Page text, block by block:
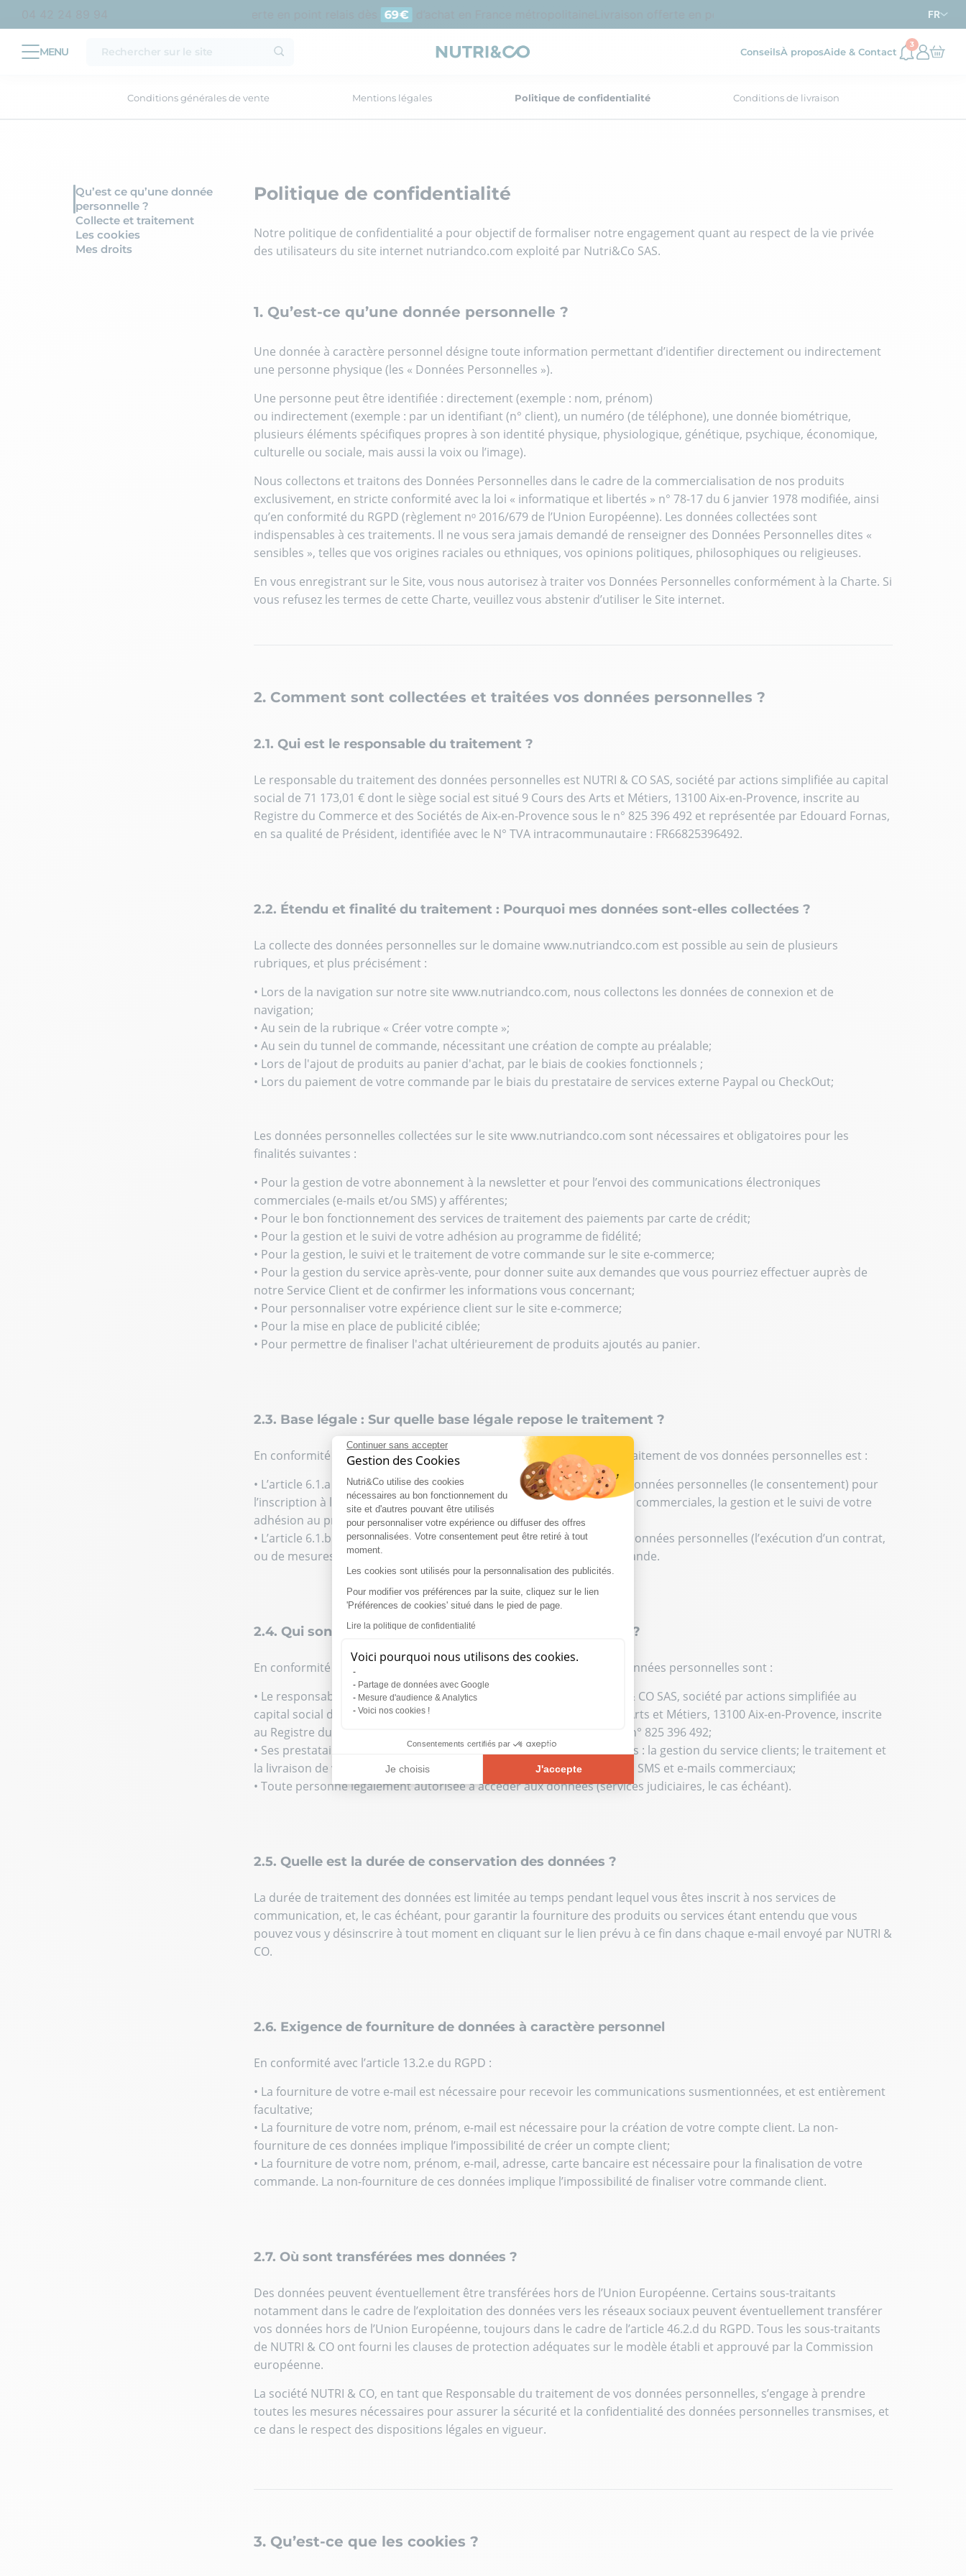
Continuer sans accepter
Gestion des Cookies
Nutri&Co utilise des cookies
nécessaires au bon fonctionnement du
site et d'autres pouvant être utilisés
pour personnaliser votre expérience ou diffuser des offres
personnalisées. Votre consentement peut être retiré à tout
moment.
Les cookies sont utilisés pour la personnalisation des publicités.
Pour modifier vos préférences par la suite, cliquez sur le lien
'Préférences de cookies' situé dans le pied de page.
Lire la politique de confidentialité
Voici pourquoi nous utilisons des cookies.
Partage de données avec Google
Mesure d'audience & Analytics
Voici nos cookies !
Consentements certifiés par
Je choisis J'accepte
Axeptio consent
Plateforme de Gestion du Consentement : Personnalisez vos Options
69€ d’achat en France métropolitaine d’achat en France FR
ConseilsÀ proposAide & Contact
3
Conditions générales de vente Mentions légales Politique de confidentialité Conditions de livraison
Qu’est ce qu’une donnée
personnelle ?
Collecte et traitement
Les cookies
Mes droits
Politique de confidentialité
Notre politique de confidentialité a pour objectif de formaliser notre engagement quant au respect de la vie privée
des utilisateurs du site internet nutriandco.com exploité par Nutri&Co SAS.
1. Qu’est-ce qu’une donnée personnelle ?
Une donnée à caractère personnel désigne toute information permettant d’identifier directement ou indirectement
une personne physique (les « Données Personnelles »).
Une personne peut être identifiée : directement (exemple : nom, prénom)
ou indirectement (exemple : par un identifiant (n° client), un numéro (de téléphone), une donnée biométrique,
plusieurs éléments spécifiques propres à son identité physique, physiologique, génétique, psychique, économique,
culturelle ou sociale, mais aussi la voix ou l’image).
Nous collectons et traitons des Données Personnelles dans le cadre de la commercialisation de nos produits
exclusivement, en stricte conformité avec la loi « informatique et libertés » n° 78-17 du 6 janvier 1978 modifiée, ainsi
qu’en conformité du RGPD (règlement nᵒ 2016/679 de l’Union Européenne). Les données collectées sont
indispensables à ces traitements. Il ne vous sera jamais demandé de renseigner des Données Personnelles dites «
sensibles », telles que vos origines raciales ou ethniques, vos opinions politiques, philosophiques ou religieuses.
En vous enregistrant sur le Site, vous nous autorisez à traiter vos Données Personnelles conformément à la Charte. Si
vous refusez les termes de cette Charte, veuillez vous abstenir d’utiliser le Site internet.
2. Comment sont collectées et traitées vos données personnelles ?
2.1. Qui est le responsable du traitement ?
Le responsable du traitement des données personnelles est NUTRI & CO SAS, société par actions simplifiée au capital
social de 71 173,01 € dont le siège social est situé 9 Cours des Arts et Métiers, 13100 Aix-en-Provence, inscrite au
Registre du Commerce et des Sociétés de Aix-en-Provence sous le n° 825 396 492 et représentée par Edouard Fornas,
en sa qualité de Président, identifiée avec le N° TVA intracommunautaire : FR66825396492.
2.2. Étendu et finalité du traitement : Pourquoi mes données sont-elles collectées ?
La collecte des données personnelles sur le domaine www.nutriandco.com est possible au sein de plusieurs
rubriques, et plus précisément :
• Lors de la navigation sur notre site www.nutriandco.com, nous collectons les données de connexion et de
navigation;
• Au sein de la rubrique « Créer votre compte »;
• Au sein du tunnel de commande, nécessitant une création de compte au préalable;
• Lors de l'ajout de produits au panier d'achat, par le biais de cookies fonctionnels ;
• Lors du paiement de votre commande par le biais du prestataire de services externe Paypal ou CheckOut;
Les données personnelles collectées sur le site www.nutriandco.com sont nécessaires et obligatoires pour les
finalités suivantes :
• Pour la gestion de votre abonnement à la newsletter et pour l’envoi des communications électroniques
commerciales (e-mails et/ou SMS) y afférentes;
• Pour le bon fonctionnement des services de traitement des paiements par carte de crédit;
• Pour la gestion et le suivi de votre adhésion au programme de fidélité;
• Pour la gestion, le suivi et le traitement de votre commande sur le site e-commerce;
• Pour la gestion du service après-vente, pour donner suite aux demandes que vous pourriez effectuer auprès de
notre Service Client et de confirmer les informations vous concernant;
• Pour personnaliser votre expérience client sur le site e-commerce;
• Pour la mise en place de publicité ciblée;
• Pour permettre de finaliser l'achat ultérieurement de produits ajoutés au panier.
2.3. Base légale : Sur quelle base légale repose le traitement ?
En conformité avec l’article 6 du RGPD, la base légale qui autorise le traitement de vos données personnelles est :
• L’article 6.1.a du règlement européen en matière de protection des données personnelles (le consentement) pour
l’inscription à la newsletter, l’envoi des communications électroniques commerciales, la gestion et le suivi de votre
adhésion au programme de fidélité ;
• L’article 6.1.b du règlement européen en matière de protection des données personnelles (l’exécution d’un contrat,
ou de mesures pré-contractuelles) pour le traitement de votre commande.
2.4. Qui sont les destinataires des données personnelles ?
En conformité avec l’article 13.1e du RGPD, les destinataires de vos données personnelles sont :
• Le responsable du traitement des données personnelles est NUTRI & CO SAS, société par actions simplifiée au
capital social de 71 173,01 € dont le siège social est situé 9 Cours des Arts et Métiers, 13100 Aix-en-Provence, inscrite
au Registre du Commerce et des Sociétés de Aix-en-Provence sous le n° 825 396 492;
• Ses prestataires et sous-traitants, dans le cadre des missions ci-après : la gestion du service clients; le traitement et
la livraison de votre commande sur le site e-commerce; le routage des SMS et e-mails commerciaux;
• Toute personne légalement autorisée à accéder aux données (services judiciaires, le cas échéant).
2.5. Quelle est la durée de conservation des données ?
La durée de traitement des données est limitée au temps pendant lequel vous êtes inscrit à nos services de
communication, et, le cas échéant, pour garantir la fourniture des produits ou services étant entendu que vous
pouvez vous y désinscrire à tout moment en cliquant sur le lien prévu à ce fin dans chaque e-mail envoyé par NUTRI &
CO.
2.6. Exigence de fourniture de données à caractère personnel
En conformité avec l’article 13.2.e du RGPD :
• La fourniture de votre e-mail est nécessaire pour recevoir les communications susmentionnées, et est entièrement
facultative;
• La fourniture de votre nom, prénom, e-mail est nécessaire pour la création de votre compte client. La non-
fourniture de ces données implique l’impossibilité de créer un compte client;
• La fourniture de votre nom, prénom, e-mail, adresse, carte bancaire est nécessaire pour la finalisation de votre
commande. La non-fourniture de ces données implique l’impossibilité de finaliser votre commande client.
2.7. Où sont transférées mes données ?
Des données peuvent éventuellement être transférées hors de l’Union Européenne. Certains sous-traitants
notamment dans le cadre de l’exploitation des données vers les réseaux sociaux peuvent éventuellement transférer
vos données hors de l’Union Européenne, toujours dans le cadre de l’article 46.2.d du RGPD. Tous les sous-traitants
de NUTRI & CO ont fourni les clauses de protection adéquates sur le modèle établi et approuvé par la Commission
européenne.
La société NUTRI & CO, en tant que Responsable du traitement de vos données personnelles, s’engage à prendre
toutes les mesures nécessaires pour assurer la sécurité et la confidentialité des données personnelles transmises, et
ce dans le respect des dispositions légales en vigueur.
3. Qu’est-ce que les cookies ?